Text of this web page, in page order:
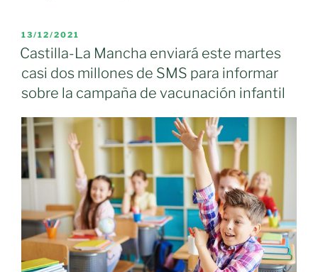
PUBLICADO
EL
13/12/2021
Castilla-La Mancha enviará este martes
casi dos millones de SMS para informar
sobre la campaña de vacunación infantil